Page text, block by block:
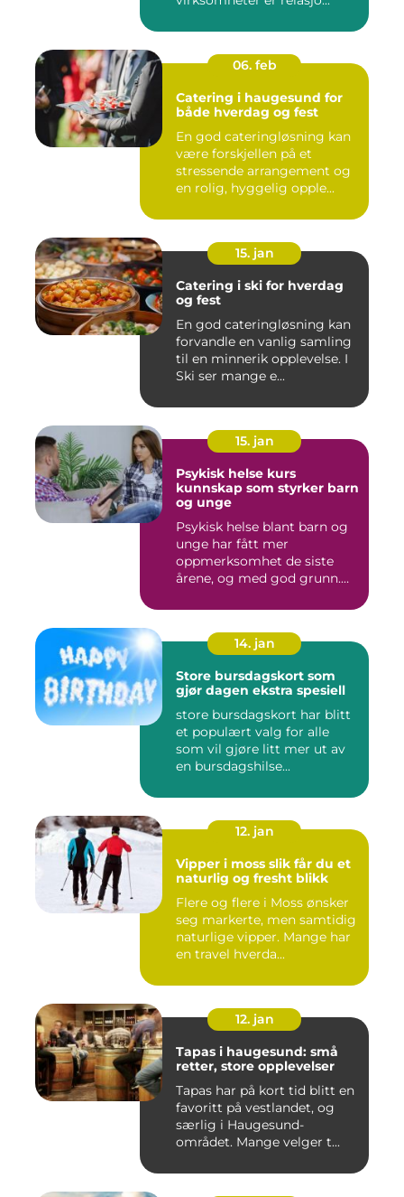
06. feb
Catering i haugesund for
både hverdag og fest
En god cateringløsning kan
være forskjellen på et
stressende arrangement og
en rolig, hyggelig opple...
15. jan
Catering i ski for hverdag
og fest
En god cateringløsning kan
forvandle en vanlig samling
til en minnerik opplevelse. I
Ski ser mange e...
15. jan
Psykisk helse kurs
kunnskap som styrker barn
og unge
Psykisk helse blant barn og
unge har fått mer
oppmerksomhet de siste
årene, og med god grunn.
14. jan
Store bursdagskort som
gjør dagen ekstra spesiell
store bursdagskort har blitt
et populært valg for alle
som vil gjøre litt mer ut av
en bursdagshilse...
12. jan
Vipper i moss slik får du et
naturlig og fresht blikk
Flere og flere i Moss ønsker
seg markerte, men samtidig
naturlige vipper. Mange har
en travel hverda...
12. jan
Tapas i haugesund: små
retter, store opplevelser
Tapas har på kort tid blitt en
favoritt på vestlandet, og
særlig i Haugesund-
området. Mange velger t...